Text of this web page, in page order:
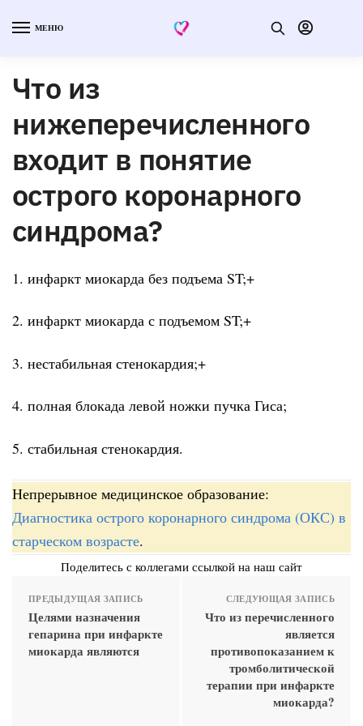
МЕНЮ
Что из
нижеперечисленного
входит в понятие
острого коронарного
синдрома?
1. инфаркт миокарда без подъема ST;+
2. инфаркт миокарда с подъемом ST;+
3. нестабильная стенокардия;+
4. полная блокада левой ножки пучка Гиса;
5. стабильная стенокардия.
Непрерывное медицинское образование:
Диагностика острого коронарного синдрома (ОКС) в
старческом возрасте.
Поделитесь с коллегами ссылкой на наш сайт
ПРЕДЫДУЩАЯ ЗАПИСЬ
Целями назначения
гепарина при инфаркте
миокарда являются
СЛЕДУЮЩАЯ ЗАПИСЬ
Что из перечисленного
является
противопоказанием к
тромболитической
терапии при инфаркте
миокарда?